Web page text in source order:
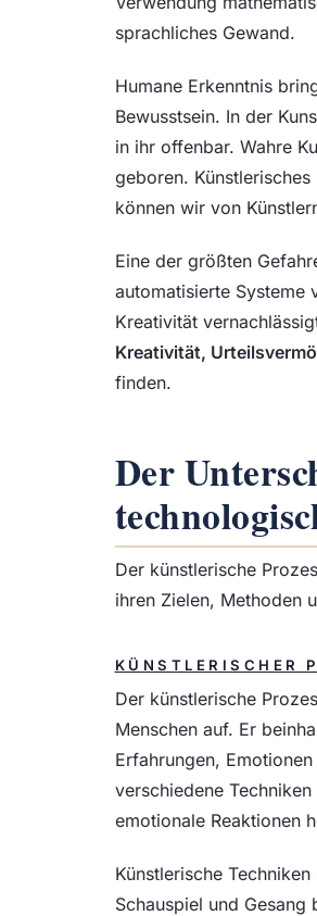
sprachliches Gewand.
Humane Erkenntnis
Bewusstsein. In der
in ihr offenbar. Wahre
geboren.
können wir von
Eine der größten
automatisierte Systeme
Kreativität
Kreativität,
finden.
Der
Der künstlerische
ihren Zielen, Methoden
KÜNSTLERISCHER
Der künstlerische
Menschen auf. Er
Erfahrungen,
verschiedene
emotionale Reaktionen
Künstlerische
Schauspiel und